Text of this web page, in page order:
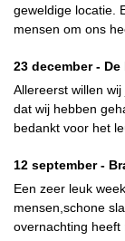
geweldige locatie.
mensen om ons
23 december - De
Allereerst willen
dat wij hebben
bedankt voor het
12 september -
Een zeer leuk
mensen,schone
overnachting